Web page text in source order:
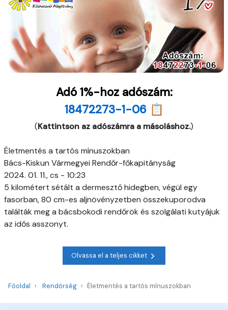
Adó 1%-hoz adószám:
18472273-1-06 📋
(Kattintson az adószámra a másoláshoz.)
Életmentés a tartós mínuszokban
Bács-Kiskun Vármegyei Rendőr-főkapitányság
2024. 01. 11., cs - 10:23
5 kilométert sétált a dermesztő hidegben, végül egy
fasorban, 80 cm-es aljnövényzetben összekuporodva
találták meg a bácsbokodi rendőrök és szolgálati kutyájuk
az idős asszonyt.
Olvassa el a teljes cikket
Főoldal Rendőrség Életmentés a tartós mínuszokban